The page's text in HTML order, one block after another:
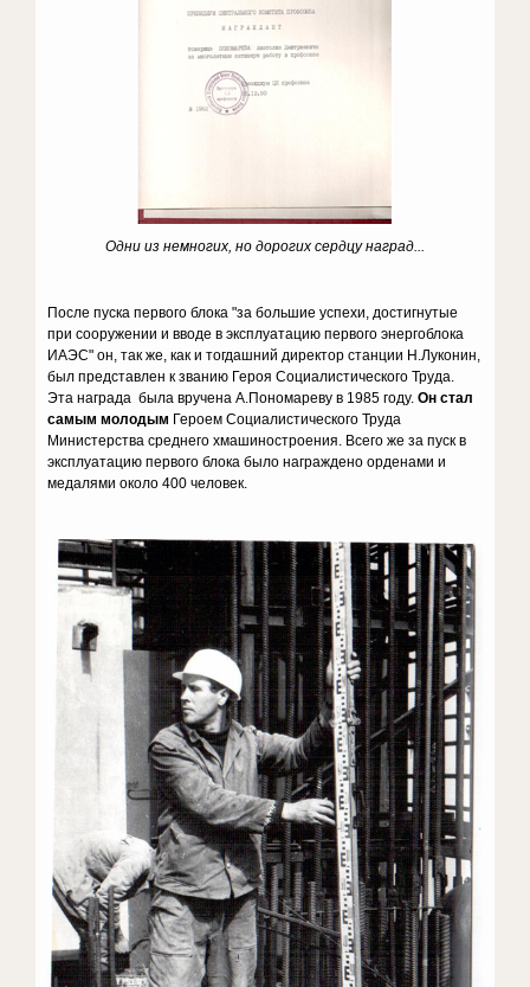
Одни из немногих, но дорогих сердцу наград...
После пуска первого блока "за большие успехи, достигнутые
при сооружении и вводе в эксплуатацию первого энергоблока
ИАЭС" он, так же, как и тогдашний директор станции Н.Луконин,
был представлен к званию Героя Социалистического Труда.
Эта награда была вручена А.Пономареву в 1985 году. Он стал
самым молодым Героем Социалистического Труда
Министерства среднего хмашиностроения. Всего же за пуск в
эксплуатацию первого блока было награждено орденами и
медалями около 400 человек.